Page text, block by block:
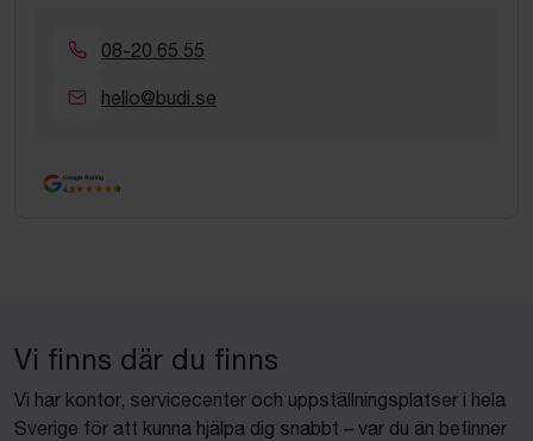
08-20 65 55
hello@budi.se
Google Rating
4.5
Vi finns där du finns
Vi har kontor, servicecenter och uppställningsplatser i hela
Sverige för att kunna hjälpa dig snabbt – var du än befinner